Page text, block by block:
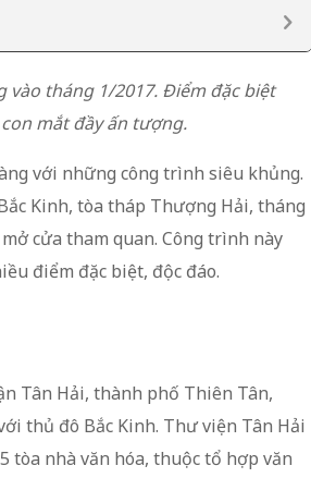
tháng 1/2017. Điểm đặc biệt
mắt đầy ấn tượng.
với những công trình siêu khủng.
Kinh, tòa tháp Thượng Hải, tháng
cửa tham quan. Công trình này
điểm đặc biệt, độc đáo.
Tân Hải, thành phố Thiên Tân,
thủ đô Bắc Kinh. Thư viện Tân Hải
tòa nhà văn hóa, thuộc tổ hợp văn